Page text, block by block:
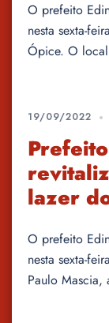
O prefeito
nesta sexta-
Ópice. O
19/09/2022
lazer
O prefeito
nesta sexta-
Paulo